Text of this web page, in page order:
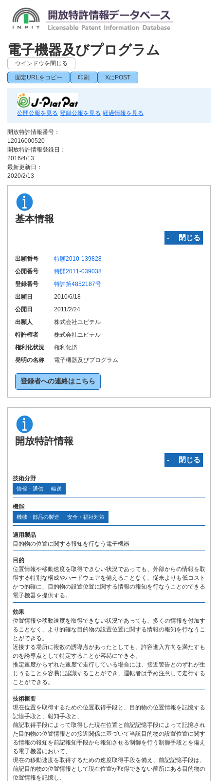
電子機器及びプログラム
ウインドウを閉じる
固定URLをコピー 印刷 XにPOST
公開公報を見る 登録公報を見る 経過情報を見る
開放特許情報番号：
L2016000520
開放特許情報登録日：
2016/4/13
最新更新日：
2020/2/13
基本情報
‐ 閉じる
出願番号
特願2010-139828
公開番号
特開2011-039038
登録番号
特許第4852187号
出願日
2010/6/18
公開日
2011/2/24
出願人
株式会社ユピテル
特許権者
株式会社ユピテル
権利化状況
権利化済
発明の名称
電子機器及びプログラム
登録者への連絡はこちら
開放特許情報
‐ 閉じる
技術分野
情報・通信 輸送
機能
機械・部品の製造 安全・福祉対策
適用製品
目的物の位置に関する報知を行なう電子機器
目的
位置情報や移動速度を取得できない状況であっても、外部からの情報を取
得する特別な構成やハードウェアを備えることなく、従来よりも低コスト
かつ的確に、目的物の設置位置に関する情報の報知を行なうことのできる
電子機器を提供する。
効果
位置情報や移動速度を取得できない状況であっても、多くの情報を付加す
ることなく、より的確な目的物の設置位置に関する情報の報知を行なうこ
とができる。
近接する場所に複数の誘導点があったとしても、許容進入方向を満たすも
のを誘導点として特定することが容易にできる。
推定速度からずれた速度で走行している場合には、接近警告とのずれが生
じうることを容易に認識することができ、運転者は予め注意して走行する
ことができる。
技術概要
現在位置を取得するための位置取得手段と、目的物の位置情報を記憶する
記憶手段と、報知手段と、
前記取得手段によって取得した現在位置と前記記憶手段によって記憶され
た目的物の位置情報との接近関係に基づいて当該目的物の設置位置に関す
る情報の報知を前記報知手段から報知させる制御を行う制御手段とを備え
る電子機器において、
現在の移動速度を取得するための速度取得手段を備え、前記記憶手段は、
前記目的物の位置情報として現在位置が取得できない箇所にある目的物の
位置情報を記憶し、